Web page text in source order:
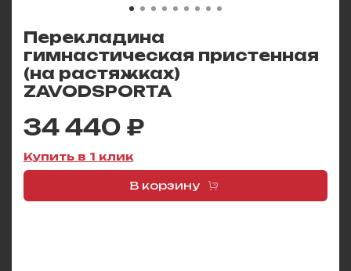
Перекладина
гимнастическая пристенная
(на растяжках)
ZAVODSPORTA
34 440 ₽
Купить в 1 клик
В корзину